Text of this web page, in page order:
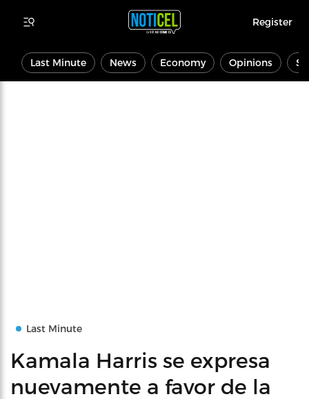
Register
Last Minute News Economy Opinions
Last Minute
Kamala Harris se expresa
nuevamente a favor de la